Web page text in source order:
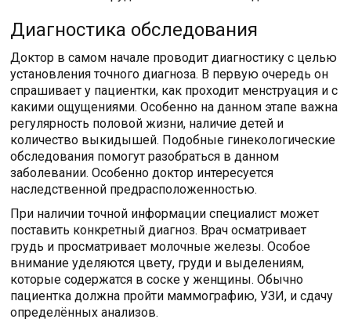
Диагностика обследования
Доктор в самом начале проводит диагностику с целью
установления точного диагноза. В первую очередь он
спрашивает у пациентки, как проходит менструация и с
какими ощущениями. Особенно на данном этапе важна
регулярность половой жизни, наличие детей и
количество выкидышей. Подобные гинекологические
обследования помогут разобраться в данном
заболевании. Особенно доктор интересуется
наследственной предрасположенностью.
При наличии точной информации специалист может
поставить конкретный диагноз. Врач осматривает
грудь и просматривает молочные железы. Особое
внимание уделяются цвету, груди и выделениям,
которые содержатся в соске у женщины. Обычно
пациентка должна пройти маммографию, УЗИ, и сдачу
определённых анализов.